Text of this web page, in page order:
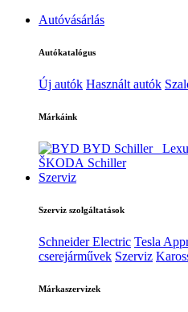
Autóvásárlás
Autókatalógus
Új autók Használt autók
Márkáink
BYD Schiller
ŠKODA Schiller
Szerviz
Szerviz szolgáltatások
Schneider Electric Tesla
cserejárművek Szerviz
Márkaszervizek